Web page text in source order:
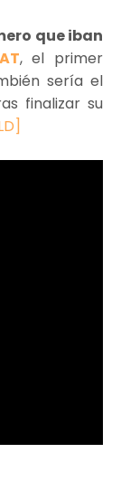
que iban
, el primer
sería el
finalizar su